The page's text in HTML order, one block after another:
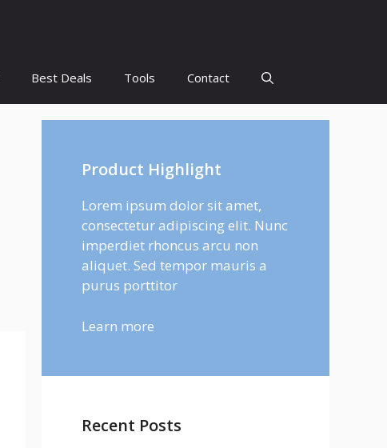
Best Deals Tools Contact
Product Highlight
Lorem ipsum dolor sit amet,
consectetur adipiscing elit. Nunc
imperdiet rhoncus arcu non
aliquet. Sed tempor mauris a
purus porttitor
Learn more
Recent Posts